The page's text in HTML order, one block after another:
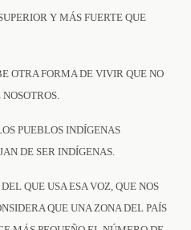
Y MÁS FUERTE QUE
OTRA FORMA DE VIVIR QUE NO
PUEBLOS INDÍGENAS
DE SER INDÍGENAS.
QUE USA ESA VOZ, QUE NOS
QUE UNA ZONA DEL PAÍS